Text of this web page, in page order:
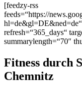
[feedzy-rss
feeds=“https://
refresh=“365_days“
summarylength=“70″
Fitness durch
Chemnitz